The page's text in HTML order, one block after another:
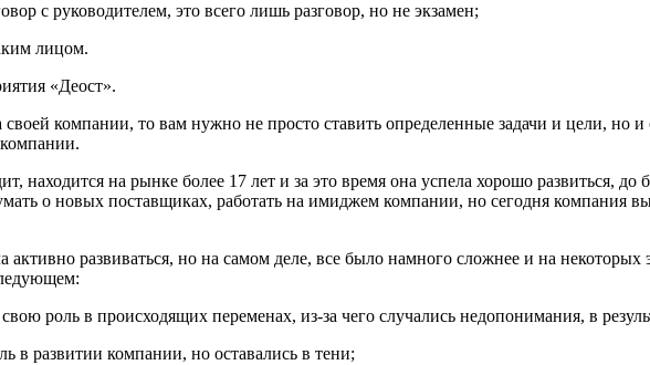
с руководителем, это всего лишь разговор, но не экзамен;
лицом.
«Деост».
компании, то вам нужно не просто ставить определенные задачи и цели, но и
находится на рынке более 17 лет и за это время она успела хорошо развиться,
о новых поставщиках, работать на имиджем компании, но сегодня компания
активно развиваться, но на самом деле, все было намного сложнее и на
роль в происходящих переменах, из-за чего случались недопонимания, в
в развитии компании, но оставались в тени;